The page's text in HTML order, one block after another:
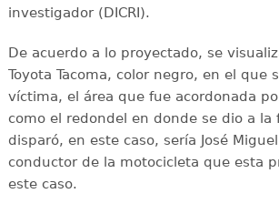
investigador (DICRI).
De acuerdo a lo proyectado, se
Toyota Tacoma, color negro, en el que
víctima, el área que fue acordonada
como el redondel en donde se dio a la
disparó, en este caso, sería José
conductor de la motocicleta que esta
este caso.